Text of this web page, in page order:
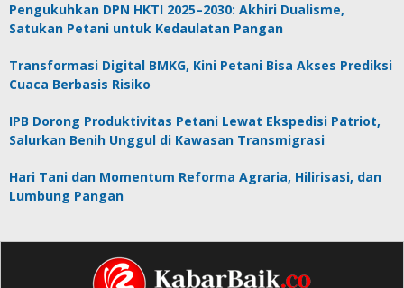
Pengukuhkan DPN HKTI 2025–2030: Akhiri Dualisme,
Satukan Petani untuk Kedaulatan Pangan
Transformasi Digital BMKG, Kini Petani Bisa Akses Prediksi
Cuaca Berbasis Risiko
IPB Dorong Produktivitas Petani Lewat Ekspedisi Patriot,
Salurkan Benih Unggul di Kawasan Transmigrasi
Hari Tani dan Momentum Reforma Agraria, Hilirisasi, dan
Lumbung Pangan